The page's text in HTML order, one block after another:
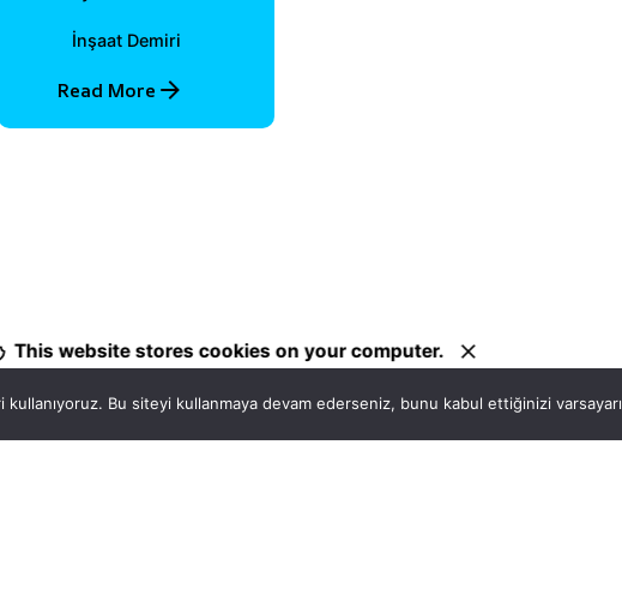
İnşaat Demiri
Read More
This website stores cookies on your computer.
Bu siteyi kullanmaya devam ederseniz, bunu kabul ettiğinizi